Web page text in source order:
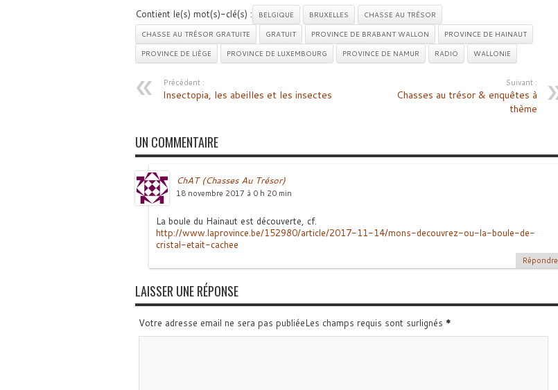
Contient le(s) mot(s)-clé(s) : BELGIQUE BRUXELLES
CHASSE AU TRÉSOR
CHASSE AU TRÉSOR GRATUITE
GRATUIT PROVINCE DE BRABANT WALLON
PROVINCE DE HAINAUT
PROVINCE DE LIÈGE
PROVINCE DE LUXEMBOURG PROVINCE DE NAMUR RADIO WALLONIE
Précédent :
Insectopia, les abeilles et les insectes
Suivant :
Chasses au trésor & enquêtes à
thème
UN COMMENTAIRE
ChAT (Chasses Au Trésor)
18 novembre 2017 à 0 h 20 min
La boule du Hainaut est découverte, cf.
http://www.laprovince.be/152980/article/2017-11-14/mons-decouvrez-ou-la-boule-de-
cristal-etait-cachee
Répondre
LAISSER UNE RÉPONSE
Votre adresse email ne sera pas publiéeLes champs requis sont surlignés *